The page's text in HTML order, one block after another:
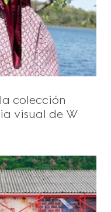
colección
visual de W